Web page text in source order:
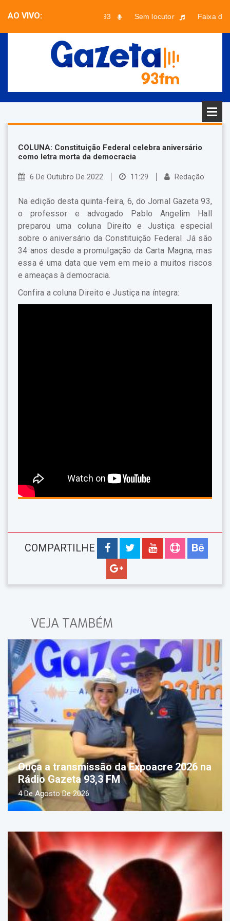
AO VIVO: Musical 93 Sem locutor Faixa
COLUNA: Constituição Federal celebra aniversário
como letra morta da democracia
6 De Outubro De 2022 11:29 Redação
Na edição desta quinta-feira, 6, do Jornal Gazeta 93,
o professor e advogado Pablo Angelim Hall
preparou uma coluna Direito e Justiça especial
sobre o aniversário da Constituição Federal. Já são
34 anos desde a promulgação da Carta Magna, mas
essa é uma data que vem em meio a muitos riscos
e ameaças à democracia.
Confira a coluna Direito e Justiça na íntegra:
COMPARTILHE
VEJA TAMBÉM
Ouça a transmissão da Expoacre 2026 na
Rádio Gazeta 93,3 FM
4 De Agosto De 2026